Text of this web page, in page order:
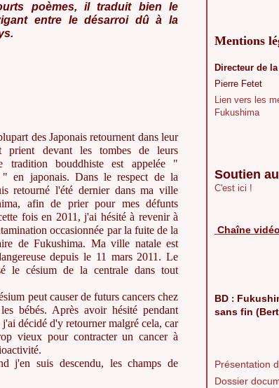
poèmes, il traduit bien le
entre le désarroi dû à la
des Japonais retournent dans leur
prient devant les tombes de leurs
tradition bouddhiste est appelée "
japonais. Dans le respect de la
retourné l'été dernier dans ma ville
afin de prier pour mes défunts
fois en 2011, j'ai hésité à revenir à
occasionnée par la fuite de la
de Fukushima. Ma ville natale est
depuis le 11 mars 2011. Le
le césium de la centrale dans tout
peut causer de futurs cancers chez
bébés. Après avoir hésité pendant
décidé d'y retourner malgré cela, car
vieux pour contracter un cancer à
j'en suis descendu, les champs de
Mentions
Directeur de
Pierre Fetet
Lien vers les
Fukushima
Soutien
C'est ici !
Chaîne
BD :
sans fin
Présentation
Dossier